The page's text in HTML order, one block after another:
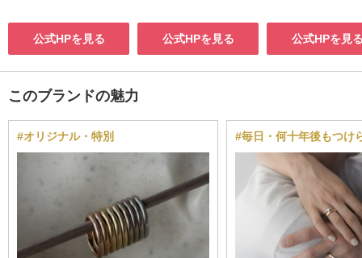
公式HPを見る 公式HPを見る 公式HPを見
このブランドの魅力
#オリジナル・特別 #毎日・何十年後もつけ